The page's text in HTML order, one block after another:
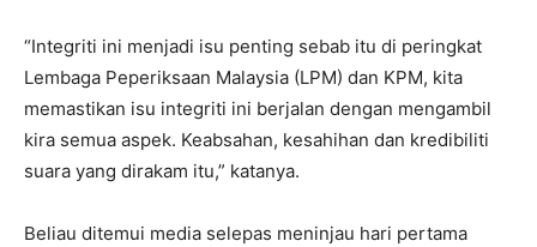
“Integriti ini menjadi isu penting sebab itu di peringkat
Lembaga Peperiksaan Malaysia (LPM) dan KPM, kita
memastikan isu integriti ini berjalan dengan mengambil
kira semua aspek. Keabsahan, kesahihan dan kredibiliti
suara yang dirakam itu,” katanya.
Beliau ditemui media selepas meninjau hari pertama